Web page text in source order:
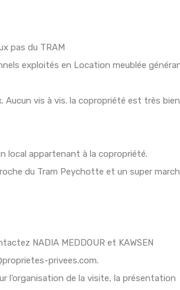
pas du TRAM
exploités en Location meublée
Aucun vis à vis. la copropriété est très bien
local appartenant à la copropriété.
du Tram Peychotte et un super
NADIA MEDDOUR et KAWSEN
privees.com.
l’organisation de la visite, la présentation